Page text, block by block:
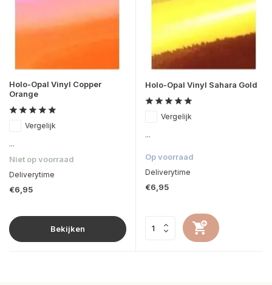
Holo-Opal Vinyl Copper
Orange
Vergelijk
...
Niet op voorraad
Deliverytime
€6,95
Bekijken
Holo-Opal Vinyl Sahara Gold
Vergelijk
...
Op voorraad
Deliverytime
€6,95